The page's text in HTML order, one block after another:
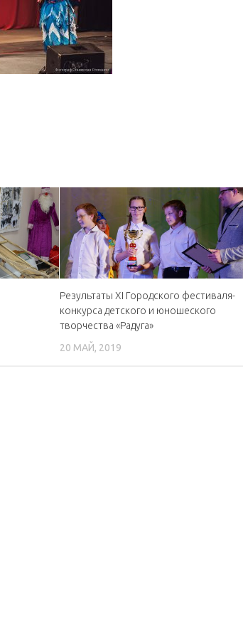
Результаты XI Городского фестиваля-
конкурса детского и юношеского
творчества «Радуга»
20 МАЙ, 2019